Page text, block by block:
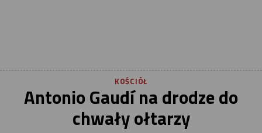
KOŚCIÓŁ
Antonio Gaudí na drodze do
chwały ołtarzy